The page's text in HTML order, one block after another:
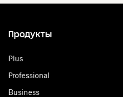
Продукты
Plus
Professional
Business